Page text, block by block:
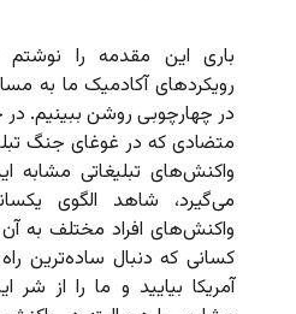
باری این مقدمه را
رویکردهای آکادمیک ما به
در چهارچوبی روشن ببینیم.
متضادی که در غوغای جنگ
واکنش‌های تبلیغاتی‌ مشابه
می‌گیرد، شاهد الگوی
واکنش‌های افراد مختلف به
کسانی که دنبال ساده‌ترین
آمریکا بیایید و ما را از